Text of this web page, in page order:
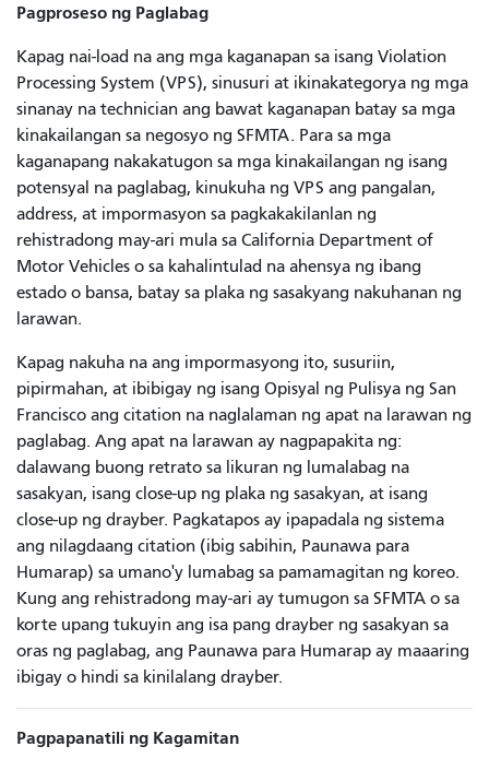
Pagproseso ng Paglabag
Kapag nai-load na ang mga kaganapan sa isang Violation
Processing System (VPS), sinusuri at ikinakategorya ng mga
sinanay na technician ang bawat kaganapan batay sa mga
kinakailangan sa negosyo ng SFMTA. Para sa mga
kaganapang nakakatugon sa mga kinakailangan ng isang
potensyal na paglabag, kinukuha ng VPS ang pangalan,
address, at impormasyon sa pagkakakilanlan ng
rehistradong may-ari mula sa California Department of
Motor Vehicles o sa kahalintulad na ahensya ng ibang
estado o bansa, batay sa plaka ng sasakyang nakuhanan ng
larawan.
Kapag nakuha na ang impormasyong ito, susuriin,
pipirmahan, at ibibigay ng isang Opisyal ng Pulisya ng San
Francisco ang citation na naglalaman ng apat na larawan ng
paglabag. Ang apat na larawan ay nagpapakita ng:
dalawang buong retrato sa likuran ng lumalabag na
sasakyan, isang close-up ng plaka ng sasakyan, at isang
close-up ng drayber. Pagkatapos ay ipapadala ng sistema
ang nilagdaang citation (ibig sabihin, Paunawa para
Humarap) sa umano'y lumabag sa pamamagitan ng koreo.
Kung ang rehistradong may-ari ay tumugon sa SFMTA o sa
korte upang tukuyin ang isa pang drayber ng sasakyan sa
oras ng paglabag, ang Paunawa para Humarap ay maaaring
ibigay o hindi sa kinilalang drayber.
Pagpapanatili ng Kagamitan